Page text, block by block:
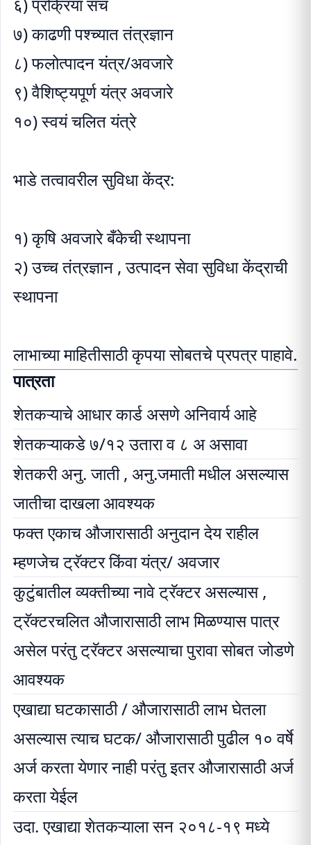
६) प्रक्रिया संच
७) काढणी पश्च्यात तंत्रज्ञान
८) फलोत्पादन यंत्र/अवजारे
९) वैशिष्ट्यपूर्ण यंत्र अवजारे
१०) स्वयं चलित यंत्रे
भाडे तत्वावरील सुविधा केंद्र:
१) कृषि अवजारे बँकेची स्थापना
२) उच्च तंत्रज्ञान , उत्पादन सेवा सुविधा केंद्राची
स्थापना
लाभाच्या माहितीसाठी कृपया सोबतचे प्रपत्र पाहावे.
पात्रता
शेतकऱ्याचे आधार कार्ड असणे अनिवार्य आहे
शेतकऱ्याकडे ७/१२ उतारा व ८ अ असावा
शेतकरी अनु. जाती , अनु.जमाती मधील असल्यास
जातीचा दाखला आवश्यक
फक्त एकाच औजारासाठी अनुदान देय राहील
म्हणजेच ट्रॅक्टर किंवा यंत्र/ अवजार
कुटुंबातील व्यक्तीच्या नावे ट्रॅक्टर असल्यास ,
ट्रॅक्टरचलित औजारासाठी लाभ मिळण्यास पात्र
असेल परंतु ट्रॅक्टर असल्याचा पुरावा सोबत जोडणे
आवश्यक
एखाद्या घटकासाठी / औजारासाठी लाभ घेतला
असल्यास त्याच घटक/ औजारासाठी पुढील १० वर्षे
अर्ज करता येणार नाही परंतु इतर औजारासाठी अर्ज
करता येईल
उदा. एखाद्या शेतकऱ्याला सन २०१८-१९ मध्ये